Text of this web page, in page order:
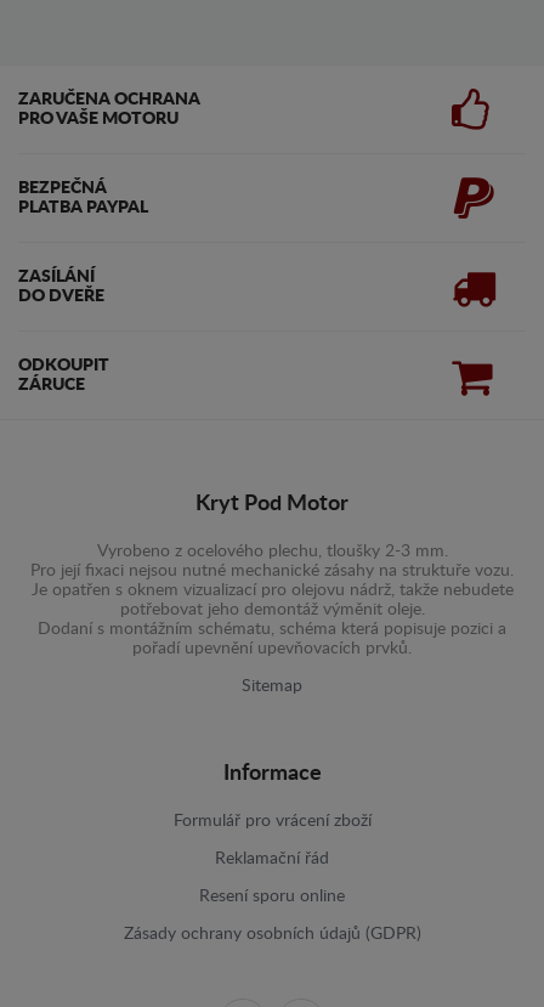
ZARUČENA OCHRANA
PRO VAŠE MOTORU
BEZPEČNÁ
PLATBA PAYPAL
ZASÍLÁNÍ
DO DVEŘE
ODKOUPIT
ZÁRUCE
Kryt Pod Motor
Vyrobeno z ocelového plechu, tloušky 2-3 mm.
Pro její fixaci nejsou nutné mechanické zásahy na struktuře vozu.
Je opatřen s oknem vizualizací pro olejovu nádrž, takže nebudete
potřebovat jeho demontáž výměnit oleje.
Dodaní s montážním schématu, schéma která popisuje pozici a
pořadí upevnění upevňovacích prvků.
Sitemap
Informace
Formulář pro vrácení zboží
Reklamační řád
Resení sporu online
Zásady ochrany osobních údajů (GDPR)